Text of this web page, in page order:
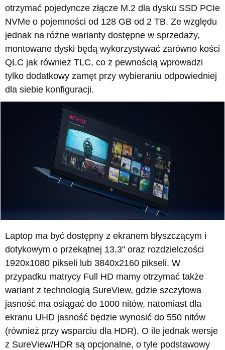
otrzymać pojedyncze złącze M.2 dla dysku SSD PCIe
NVMe o pojemności od 128 GB od 2 TB. Ze względu
jednak na różne warianty dostępne w sprzedaży,
montowane dyski będą wykorzystywać zarówno kości
QLC jak również TLC, co z pewnością wprowadzi
tylko dodatkowy zamęt przy wybieraniu odpowiedniej
dla siebie konfiguracji.
Laptop ma być dostępny z ekranem błyszczącym i
dotykowym o przekątnej 13,3" oraz rozdzielczości
1920x1080 pikseli lub 3840x2160 pikseli. W
przypadku matrycy Full HD mamy otrzymać także
wariant z technologią SureView, gdzie szczytowa
jasność ma osiągać do 1000 nitów, natomiast dla
ekranu UHD jasność będzie wynosić do 550 nitów
(również przy wsparciu dla HDR). O ile jednak wersje
z SureView/HDR są opcjonalne, o tyle podstawowy